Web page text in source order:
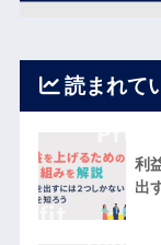
読まれて
利
出